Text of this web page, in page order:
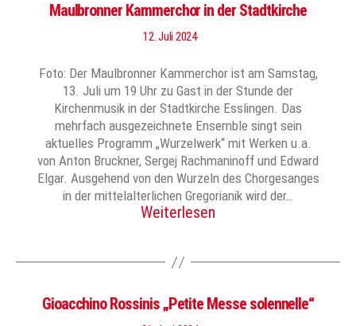
Maulbronner Kammerchor in der Stadtkirche
12. Juli 2024
Foto: Der Maulbronner Kammerchor ist am Samstag,
13. Juli um 19 Uhr zu Gast in der Stunde der
Kirchenmusik in der Stadtkirche Esslingen. Das
mehrfach ausgezeichnete Ensemble singt sein
aktuelles Programm „Wurzelwerk“ mit Werken u.a.
von Anton Bruckner, Sergej Rachmaninoff und Edward
Elgar. Ausgehend von den Wurzeln des Chorgesanges
in der mittelalterlichen Gregorianik wird der…
Weiterlesen
Gioacchino Rossinis „Petite Messe solennelle“